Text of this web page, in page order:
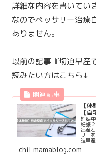
詳細な内容を書いてい
なのでペッサリー治療
ありません。
以前の記事『切迫早産
読みたい方はこちら↓
【
【自
妊娠
妊娠
出産
リー
迫早
chillmamablog.com